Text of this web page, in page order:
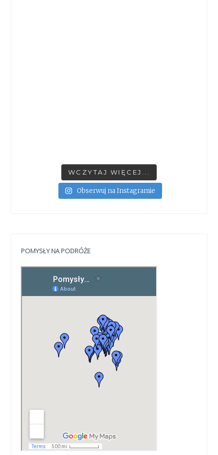
WCZYTAJ WIĘCEJ...
Obserwuj na Instagramie
POMYSŁY NA PODRÓŻE